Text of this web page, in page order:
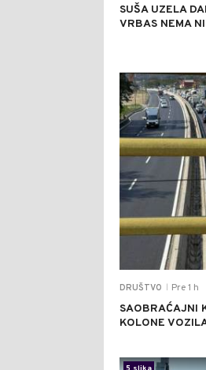
SUŠA UZELA
VRBAS NEMA
DRUŠTVO Pre 1 h
SAOBRAĆAJNI
KOLONE